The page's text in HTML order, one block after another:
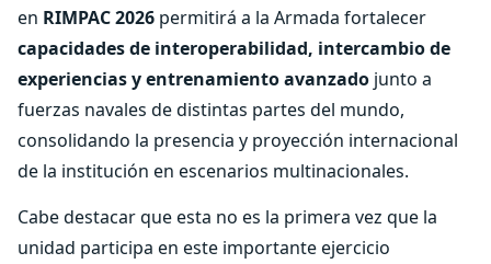
en RIMPAC 2026 permitirá a la Armada fortalecer
capacidades de interoperabilidad, intercambio de
experiencias y entrenamiento avanzado junto a
fuerzas navales de distintas partes del mundo,
consolidando la presencia y proyección internacional
de la institución en escenarios multinacionales.
Cabe destacar que esta no es la primera vez que la
unidad participa en este importante ejercicio